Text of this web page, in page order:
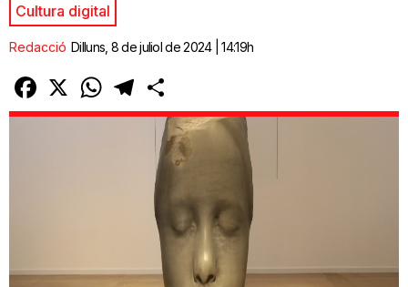
Cultura digital
Redacció Dilluns, 8 de juliol de 2024 | 14:19h
Facebook
X WhatsAppTelegram